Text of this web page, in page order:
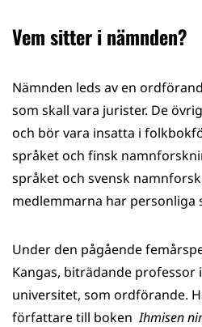
Vem sitter i nämnden?
Nämnden leds av en
som skall vara jurister. De
och bör vara insatta i
språket och finsk
språket och svensk
medlemmarna har personliga
Under den pågående
Kangas, biträdande
universitet, som ordförande.
författare till boken Ihmisen